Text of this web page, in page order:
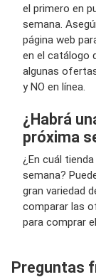
el primero en
semana.
página web
en el catálogo
algunas
y NO en línea.
¿Habrá
próxima
¿En cuál
semana?
gran variedad
comparar las
para comprar
Preguntas